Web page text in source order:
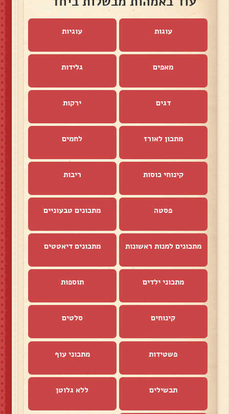
עוגות עוגיות
מאפים גלידות
דגים ירקות
מתכון לאורז לחמים
קינוחי כוסות ריבות
פסטה מתכונים טבעוניים
מתכונים למנות ראשונות מתכונים דיאטטים
מתכוני ילדים תוספות
קינוחים סלטים
פשטידות מתכוני עוף
תבשילים ללא גלוטן